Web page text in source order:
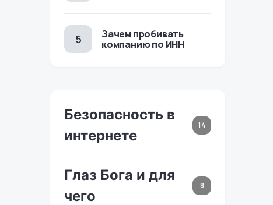
Зачем пробивать
компанию по ИНН
Безопасность в
интернете
14
Глаз Бога и для
чего
8